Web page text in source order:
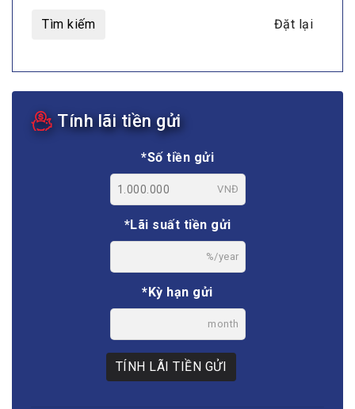
Tìm kiếm Đặt lại
Tính lãi tiền gửi
*Số tiền gửi
VNĐ
*Lãi suất tiền gửi
%/year
*Kỳ hạn gửi
month
TÍNH LÃI TIỀN GỬI